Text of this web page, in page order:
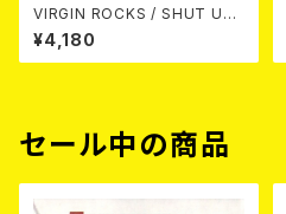
VIRGIN ROCKS / SHUT UP
!! Live at 新宿LOFT 1987 D
VD
¥4,180
セール中の商品